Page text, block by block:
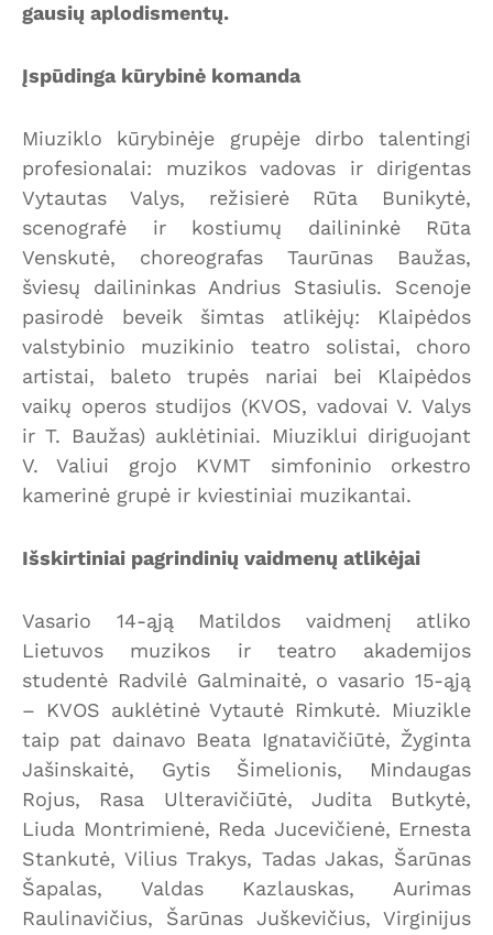
gausių aplodismentų.
Įspūdinga kūrybinė komanda
Miuziklo kūrybinėje grupėje dirbo talentingi
profesionalai: muzikos vadovas ir dirigentas
Vytautas Valys, režisierė Rūta Bunikytė,
scenografė ir kostiumų dailininkė Rūta
Venskutė, choreografas Taurūnas Baužas,
šviesų dailininkas Andrius Stasiulis. Scenoje
pasirodė beveik šimtas atlikėjų: Klaipėdos
valstybinio muzikinio teatro solistai, choro
artistai, baleto trupės nariai bei Klaipėdos
vaikų operos studijos (KVOS, vadovai V. Valys
ir T. Baužas) auklėtiniai. Miuziklui diriguojant
V. Valiui grojo KVMT simfoninio orkestro
kamerinė grupė ir kviestiniai muzikantai.
Išskirtiniai pagrindinių vaidmenų atlikėjai
Vasario 14-ąją Matildos vaidmenį atliko
Lietuvos muzikos ir teatro akademijos
studentė Radvilė Galminaitė, o vasario 15-ąją
– KVOS auklėtinė Vytautė Rimkutė. Miuzikle
taip pat dainavo Beata Ignatavičiūtė, Žyginta
Jašinskaitė, Gytis Šimelionis, Mindaugas
Rojus, Rasa Ulteravičiūtė, Judita Butkytė,
Liuda Montrimienė, Reda Jucevičienė, Ernesta
Stankutė, Vilius Trakys, Tadas Jakas, Šarūnas
Šapalas, Valdas Kazlauskas, Aurimas
Raulinavičius, Šarūnas Juškevičius, Virginijus